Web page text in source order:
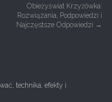
Obieżyświat Krzyżówka:
Rozwiązania, Podpowiedzi i
Najczęstsze Odpowiedzi →
technika, efekty i